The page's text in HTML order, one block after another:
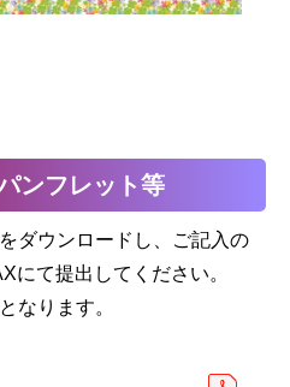
ンフレット等
ダウンロードし、ご記入の
にて提出してください。
なります。